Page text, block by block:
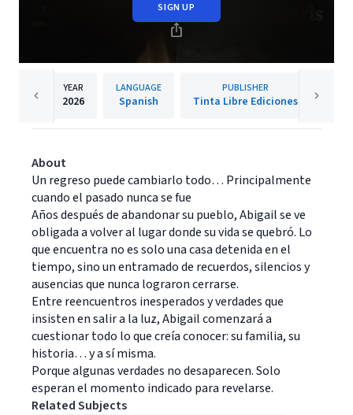
SIGN UP
YEAR
2026
LANGUAGE
Spanish
PUBLISHER
Tinta Libre Ediciones
About
Un regreso puede cambiarlo todo… Principalmente
cuando el pasado nunca se fue
Años después de abandonar su pueblo, Abigail se ve
obligada a volver al lugar donde su vida se quebró. Lo
que encuentra no es solo una casa detenida en el
tiempo, sino un entramado de recuerdos, silencios y
ausencias que nunca lograron cerrarse.
Entre reencuentros inesperados y verdades que
insisten en salir a la luz, Abigail comenzará a
cuestionar todo lo que creía conocer: su familia, su
historia… y a sí misma.
Porque algunas verdades no desaparecen. Solo
esperan el momento indicado para revelarse.
Related Subjects